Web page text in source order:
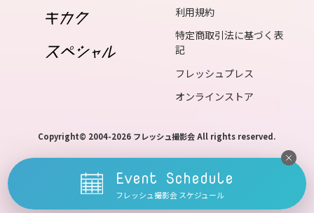
19
20
22
tue
利用規約
特定商取引法に基づく表
記
フレッシュプレス
オンラインストア
Copyright© 2004-2026 フレッシュ撮影会 All rights reserved.
Event Schedule
フレッシュ撮影会 スケジュール